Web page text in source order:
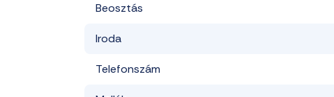
Beosztás
Iroda
Telefonszám